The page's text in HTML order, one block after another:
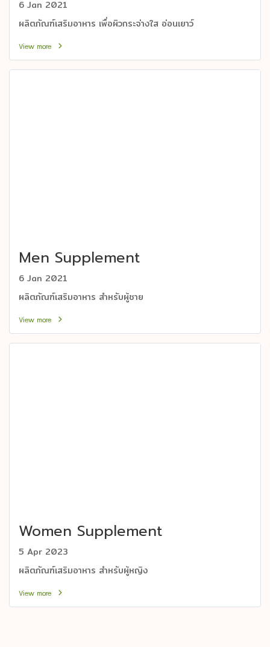
6 Jan 2021
ผลิตภัณฑ์เสริมอาหาร เพื่อผิวกระจ่างใส อ่อนเยาว์
View more
Men Supplement
6 Jan 2021
ผลิตภัณฑ์เสริมอาหาร สำหรับผู้ชาย
View more
Women Supplement
5 Apr 2023
ผลิตภัณฑ์เสริมอาหาร สำหรับผู้หญิง
View more